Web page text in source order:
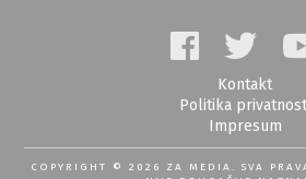
Kontakt
Politika
Impresum
COPYRIGHT © 2026 ZA MEDIA. SVA